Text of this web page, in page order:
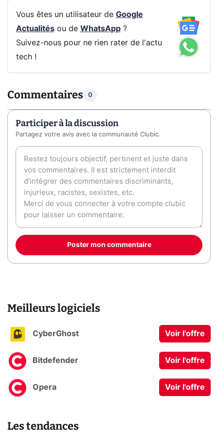
Vous êtes un utilisateur de Google
Actualitésou de WhatsApp?
Suivez-nous pour ne rien rater de l'actu
tech !
Commentaires 0
Participer à la discussion
Partagez votre avis avec la communauté Clubic.
Poster mon commentaire
Meilleurs logiciels
CyberGhost Voir l'offre
Bitdefender Voir l'offre
Opera Voir l'offre
Les tendances